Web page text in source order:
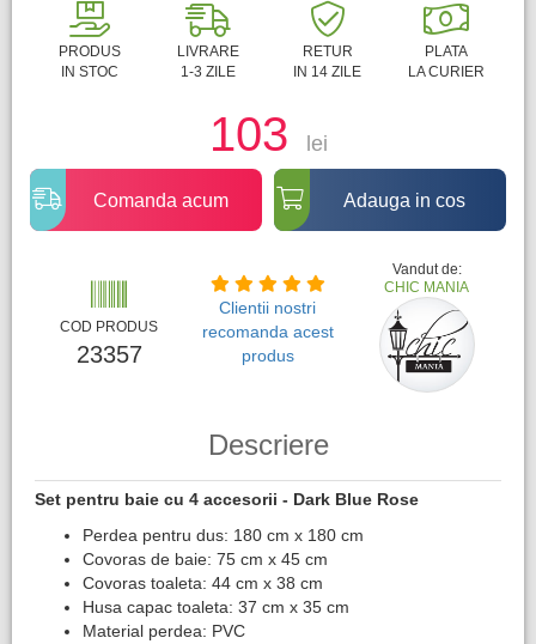
PRODUS
IN STOC
LIVRARE
1-3 ZILE
RETUR
IN 14 ZILE
PLATA
LA CURIER
103 lei
Comanda acum Adauga in cos
COD PRODUS
23357
Clientii nostri
recomanda acest
produs
Vandut de:
CHIC MANIA
Descriere
Set pentru baie cu 4 accesorii - Dark Blue Rose
Perdea pentru dus: 180 cm x 180 cm
Covoras de baie: 75 cm x 45 cm
Covoras toaleta: 44 cm x 38 cm
Husa capac toaleta: 37 cm x 35 cm
Material perdea: PVC